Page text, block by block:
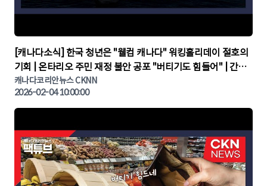
▶
[캐나다소식] 한국 청년은 "웰컴 캐나다" 워킹홀리데이 절호의
기회 | 온타리오 주민 재정 불안 공포 "버티기도 힘들어" | 간추
린 캐나다뉴스 | CKNNEWS, 캐나다코리안뉴스
캐나다코리안뉴스 CKNN
2026-02-04 10:00:00